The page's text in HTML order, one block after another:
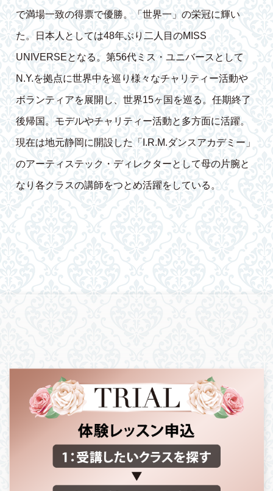
で満場一致の得票で優勝。「世界一」の栄冠に輝い
た。日本人としては48年ぶり二人目のMISS
UNIVERSEとなる。第56代ミス・ユニバースとして
N.Y.を拠点に世界中を巡り様々なチャリティー活動や
ボランティアを展開し、世界15ヶ国を巡る。任期終了
後帰国。モデルやチャリティー活動と多方面に活躍。
現在は地元静岡に開設した「I.R.M.ダンスアカデミー」
のアーティステック・ディレクターとして母の片腕と
なり各クラスの講師をつとめ活躍をしている。